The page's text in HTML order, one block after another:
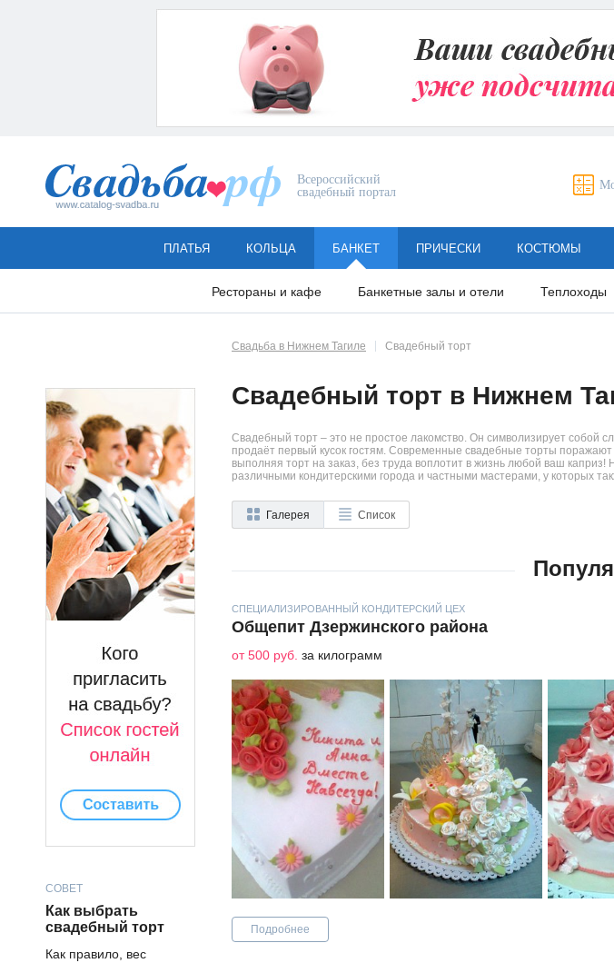
Всероссийский
свадебный портал
ПЛАТЬЯ КОЛЬЦА БАНКЕТ
Рестораны и кафе Банкетные залы и отели Теплоходы
ПРИЧЕСКИ КОСТЮМЫ
СОВЕТ
Как выбрать
свадебный торт
Как правило, вес
Свадьба в Нижнем Тагиле Свадебный торт
Свадебный торт в Нижнем
Свадебный торт – это не простое лакомство. Он символизирует собой
продаёт первый кусок гостям. Современные свадебные торты
выполняя торт на заказ, без труда воплотит в жизнь любой ваш
различными кондитерскими города и частными мастерами, у которых
Галерея Список
СПЕЦИАЛИЗИРОВАННЫЙ КОНДИТЕРСКИЙ ЦЕХ
Общепит Дзержинского района
от 500 руб. за килограмм
Подробнее